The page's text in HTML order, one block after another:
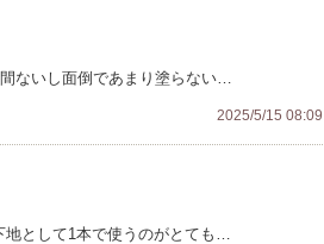
ないし面倒であまり塗らない…
2025/5/15 08:09
地として1本で使うのがとても…